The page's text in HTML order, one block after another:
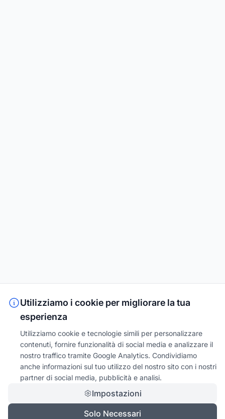
Utilizziamo i cookie per migliorare la tua
esperienza
Utilizziamo cookie e tecnologie simili per personalizzare
contenuti, fornire funzionalità di social media e analizzare il
nostro traffico tramite Google Analytics. Condividiamo
anche informazioni sul tuo utilizzo del nostro sito con i nostri
partner di social media, pubblicità e analisi.
Impostazioni
Solo Necessari